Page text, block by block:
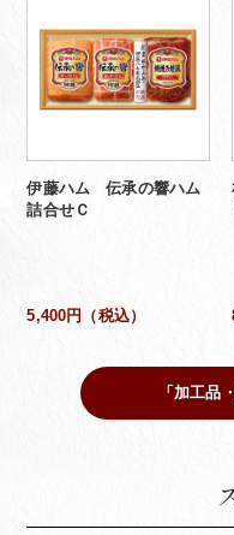
伊藤ハム 伝承の響ハム
詰合せＣ
5,400円（税込）
「加工品